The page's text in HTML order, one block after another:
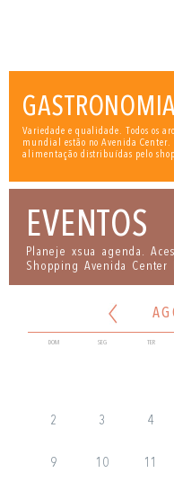
Variedade e qualidade. Todos os
mundial estão no Avenida Center.
alimentação distribuídas pelo
EVENTOS
Planeje xsua agenda.
Shopping Avenida Center
DOM SEG TER
2 3 4
9 10 11